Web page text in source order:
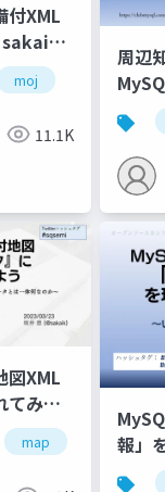
付XML
sakaik
た範
たフ
トに
回
moj map
11.1K
周辺
図XML
てみよ
開した
データ
〜
map xml
報」
～い